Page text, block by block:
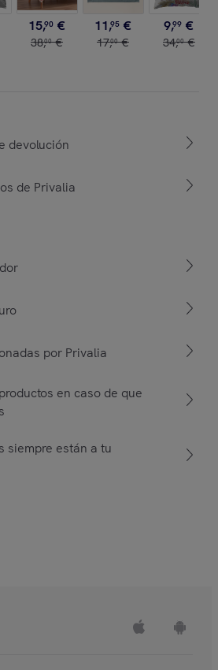
15,90 €
38,00 €
11,95 €
17,00 €
9,99 €
34,00 €
devolución
de Privalia
por Privalia
en caso de que
siempre están a tu